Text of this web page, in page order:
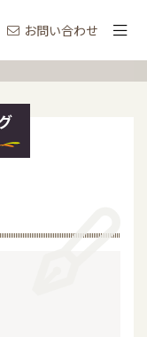
お問い合わせ